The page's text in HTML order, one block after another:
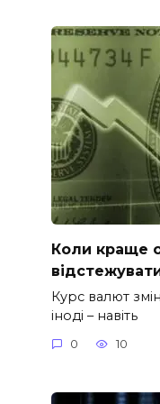
Коли краще
Курс валют
іноді – навіть
0 10